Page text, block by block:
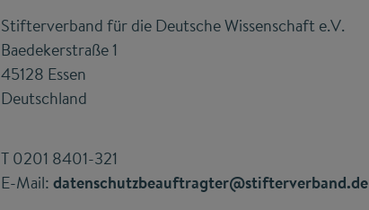
Stifterverband für die Deutsche Wissenschaft e.V.
Baedekerstraße 1
45128 Essen
Deutschland
T 0201 8401-321
E-Mail: datenschutzbeauftragter@stifterverband.de